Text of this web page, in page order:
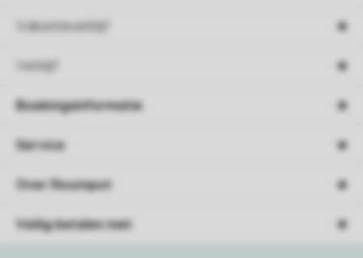
Vakantieverblijf
Verblijf
Boekingsinformatie
Service
Over Roompot
Veilig betalen met